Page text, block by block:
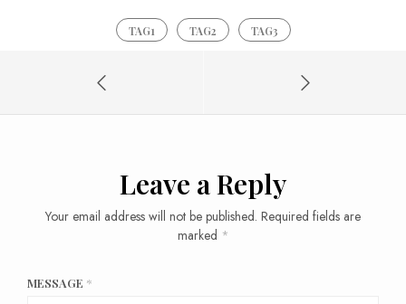
TAG1 TAG2 TAG3
Leave a Reply
Your email address will not be published. Required fields are
marked *
MESSAGE *